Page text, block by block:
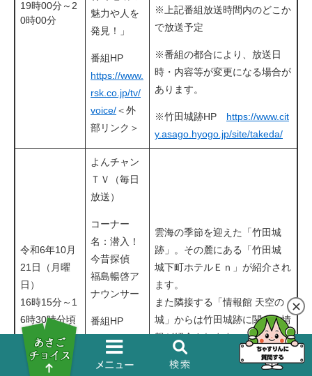
19時00分～2
0時00分
魅力や人を
発見！」
番組HP
https://www.
rsk.co.jp/tv/
voice/＜外
部リンク＞
※上記番組放送時間内のどこか
で放送予定
※番組の都合により、放送日
時・内容等が変更になる場合が
あります。
※竹田城跡HP https://www.cit
y.asago.hyogo.jp/site/takeda/
令和6年10月
21日（月曜
日）
16時15分～1
6時30時分頃​
よんチャン
ＴＶ（毎日
放送）
コーナー
名：潜入！
今昔探偵
福島暢啓ア
ナウンサー
番組HP
https://www.
mbs.jp/4cヘ
クタールnt
雲海の季節を迎えた「竹田城
跡」。その麓にある「竹田城
城下町ホテルＥｎ」が紹介され
ます。
また隣接する「情報館 天空の
城」からは竹田城跡に関する情
報が紹介されます。